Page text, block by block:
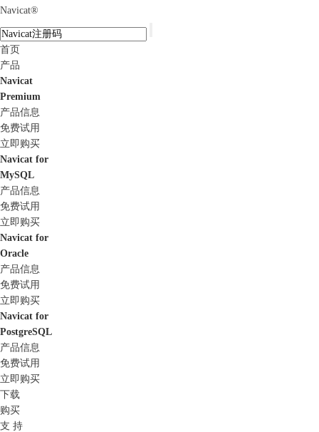
Navicat®
首页
产品
Navicat
Premium
产品信息
免费试用
立即购买
Navicat for
MySQL
产品信息
免费试用
立即购买
Navicat for
Oracle
产品信息
免费试用
立即购买
Navicat for
PostgreSQL
产品信息
免费试用
立即购买
下载
购买
支 持